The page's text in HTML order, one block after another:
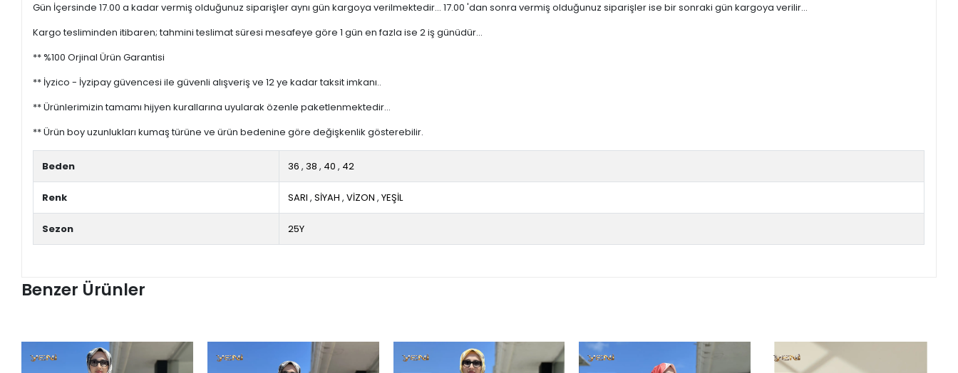
Gün İçersinde 17.00 a kadar vermiş olduğunuz siparişler aynı gün kargoya verilmektedir... 17.00 'dan sonra vermiş olduğunuz siparişler ise bir sonraki gün kargoya verilir...
Kargo tesliminden itibaren; tahmini teslimat süresi mesafeye göre 1 gün en fazla ise 2 iş günüdür...
** %100 Orjinal Ürün Garantisi
** İyzico - İyzipay güvencesi ile güvenli alışveriş ve 12 ye kadar taksit imkanı..
** Ürünlerimizin tamamı hijyen kurallarına uyularak özenle paketlenmektedir...
** Ürün boy uzunlukları kumaş türüne ve ürün bedenine göre değişkenlik gösterebilir.
Beden 36 ,38 , 40 , 42
Renk SARI ,SİYAH ,VİZON ,YEŞİL
Sezon 25Y
Benzer Ürünler